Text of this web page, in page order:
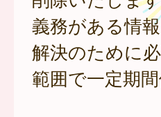
義務がある情
解決のために
範囲で一定期